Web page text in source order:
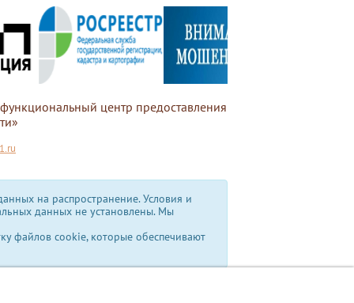
центр предоставления
на распространение. Условия и
данных не установлены. Мы
файлов cookie, которые обеспечивают